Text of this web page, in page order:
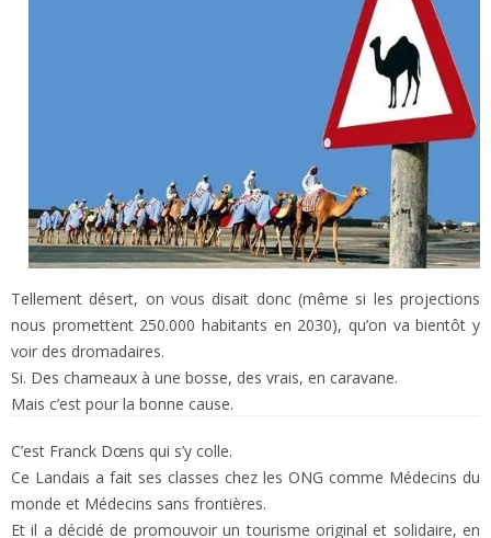
Tellement désert, on vous disait donc (même si les projections
nous promettent 250.000 habitants en 2030), qu’on va bientôt y
voir des dromadaires.
Si. Des chameaux à une bosse, des vrais, en caravane.
Mais c’est pour la bonne cause.
C’est Franck Dœns qui s’y colle.
Ce Landais a fait ses classes chez les ONG comme Médecins du
monde et Médecins sans frontières.
Et il a décidé de promouvoir un tourisme original et solidaire, en